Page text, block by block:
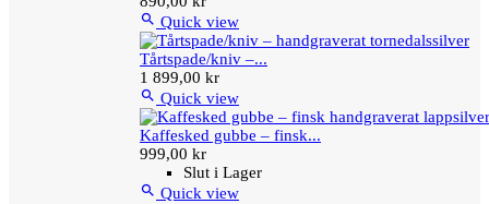
 Quick view
Tårtspade/kniv –...
1 899,00 kr
 Quick view
Kaffesked gubbe – finsk...
999,00 kr
Slut i Lager
 Quick view